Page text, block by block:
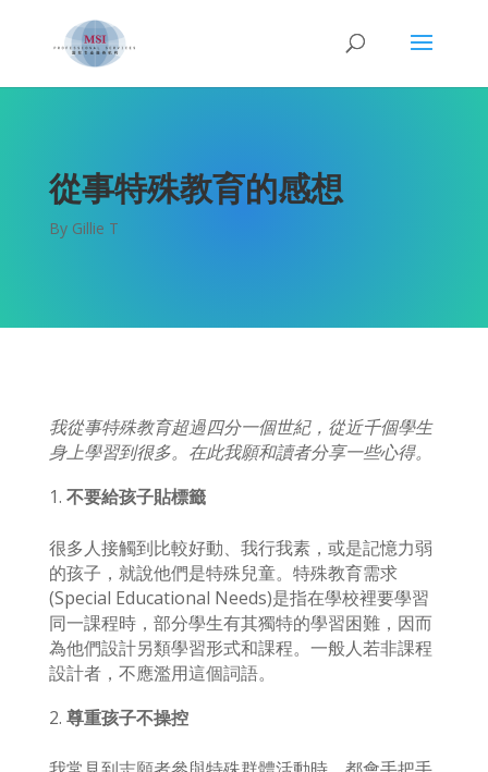
從事特殊教育的感想
By Gillie T
我從事特殊教育超過四分一個世紀，從近千個學生
身上學習到很多。在此我願和讀者分享一些心得。
不要給孩子貼標籤
很多人接觸到比較好動、我行我素，或是記憶力弱
的孩子，就說他們是特殊兒童。特殊教育需求
(Special Educational Needs)是指在學校裡要學習
同一課程時，部分學生有其獨特的學習困難，因而
為他們設計另類學習形式和課程。一般人若非課程
設計者，不應濫用這個詞語。
尊重孩子不操控